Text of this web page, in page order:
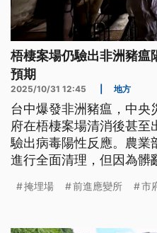
梧棲案場仍驗出非洲豬瘟
預期
2025/10/31 12:45 地方
台中爆發非洲豬瘟，中央
府在梧棲案場清消後甚至
驗出病毒陽性反應。農
進行全面清理，但因為髒
出，台中文山掩埋場對廚
掩埋場 前進應變所 市